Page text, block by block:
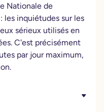
Nationale de
les inquiétudes sur les
sérieux utilisés en
C'est précisément
par jour maximum,